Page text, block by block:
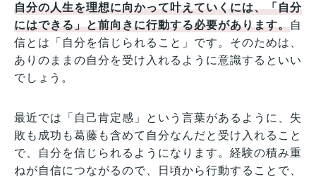
自分の人生を理想に向かって叶えていくには、「自分
にはできる」と前向きに行動する必要があります。自
信とは「自分を信じられること」です。そのためは、
ありのままの自分を受け入れるように意識するといい
でしょう。
最近では「自己肯定感」という言葉があるように、失
敗も成功も葛藤も含めて自分なんだと受け入れること
で、自分を信じられるようになります。経験の積み重
ねが自信につながるので、日頃から行動することで、